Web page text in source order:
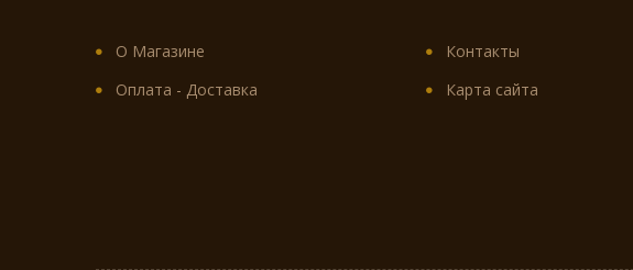
О Магазине
Оплата - Доставка
Контакты
Карта сайта